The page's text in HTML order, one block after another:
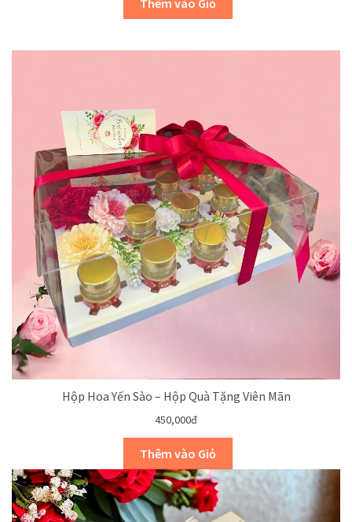
Hộp Hoa Yến Sào – Hộp Quà Tặng Viên Mãn
450,000đ